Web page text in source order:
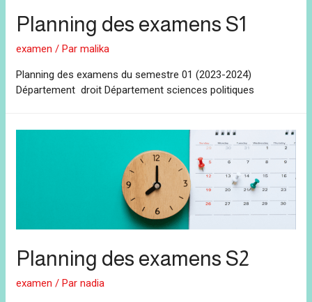
Planning des examens S1
examen / Parmalika
Planning des examens du semestre 01 (2023-2024)
Département droit Département sciences politiques
Planning des examens S2
examen / Parnadia